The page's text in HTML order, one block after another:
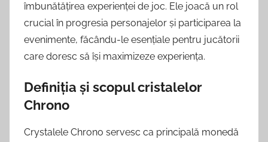
îmbunătățirea experienței de joc. Ele joacă un rol
crucial în progresia personajelor și participarea la
evenimente, făcându-le esențiale pentru jucătorii
care doresc să își maximizeze experiența.
Definiția și scopul cristalelor
Chrono
Crystalele Chrono servesc ca principală monedă